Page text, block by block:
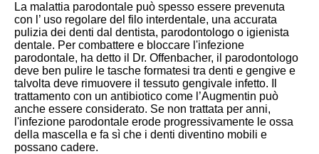
La malattia parodontale può spesso essere prevenuta
con l’ uso regolare del filo interdentale, una accurata
pulizia dei denti dal dentista, parodontologo o igienista
dentale. Per combattere e bloccare l'infezione
parodontale, ha detto il Dr. Offenbacher, il parodontologo
deve ben pulire le tasche formatesi tra denti e gengive e
talvolta deve rimuovere il tessuto gengivale infetto. Il
trattamento con un antibiotico come l’Augmentin può
anche essere considerato. Se non trattata per anni,
l'infezione parodontale erode progressivamente le ossa
della mascella e fa sì che i denti diventino mobili e
possano cadere.